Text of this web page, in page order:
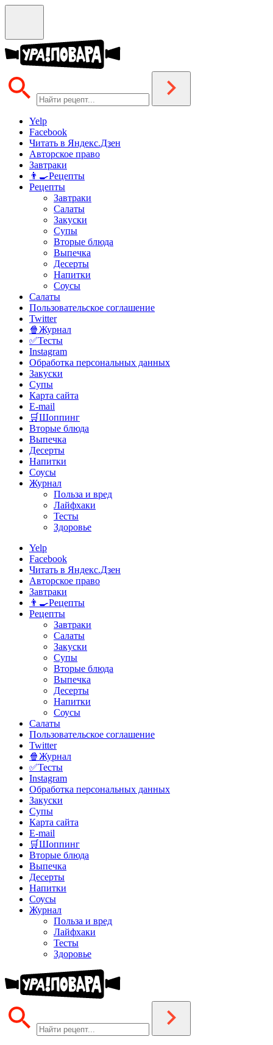
Yelp
Facebook
Читать в Яндекс.Дзен
Авторское право
Завтраки
👨‍🍳Рецепты
Рецепты
Завтраки
Салаты
Закуски
Супы
Вторые блюда
Выпечка
Десерты
Напитки
Соусы
Салаты
Пользовательское соглашение
Twitter
🍿Журнал
✅Тесты
Instagram
Обработка персональных данных
Закуски
Супы
Карта сайта
E-mail
🛒Шоппинг
Вторые блюда
Выпечка
Десерты
Напитки
Соусы
Журнал
Польза и вред
Лайфхаки
Тесты
Здоровье
Yelp
Facebook
Читать в Яндекс.Дзен
Авторское право
Завтраки
👨‍🍳Рецепты
Рецепты
Завтраки
Салаты
Закуски
Супы
Вторые блюда
Выпечка
Десерты
Напитки
Соусы
Салаты
Пользовательское соглашение
Twitter
🍿Журнал
✅Тесты
Instagram
Обработка персональных данных
Закуски
Супы
Карта сайта
E-mail
🛒Шоппинг
Вторые блюда
Выпечка
Десерты
Напитки
Соусы
Журнал
Польза и вред
Лайфхаки
Тесты
Здоровье